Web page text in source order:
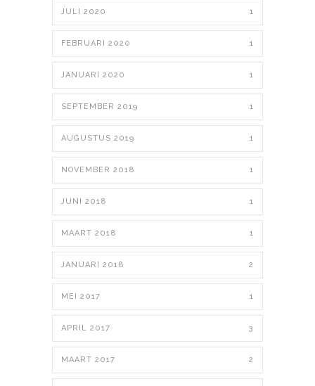
JULI 2020 1
FEBRUARI 2020 1
JANUARI 2020 1
SEPTEMBER 2019 1
AUGUSTUS 2019 1
NOVEMBER 2018 1
JUNI 2018 1
MAART 2018 1
JANUARI 2018 2
MEI 2017 1
APRIL 2017 3
MAART 2017 2